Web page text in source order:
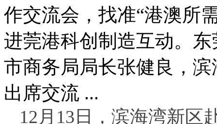
作交流会，找准“港澳所
进莞港科创制造互动。
市商务局局长张健良，
出席交流 ...
12月13日，滨海湾新区